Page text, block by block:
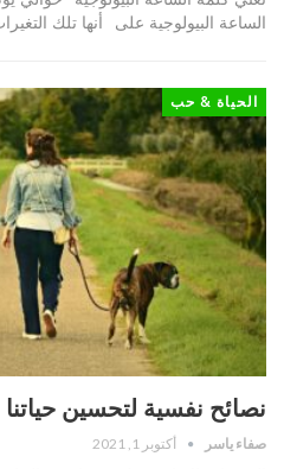
الساعة البيولوجية على أنها تلك
الحياة & حب
نصائح نفسية لتحسين حياتنا
صفاء ياسر أكتوبر 1, 2021